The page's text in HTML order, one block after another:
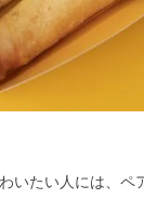
たい人には、ペ